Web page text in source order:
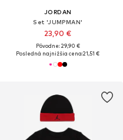
JORDAN
Set 'JUMPMAN'
23,90 €
Pôvodne: 29,90 €
Posledná najnižšia cena:21,51 €